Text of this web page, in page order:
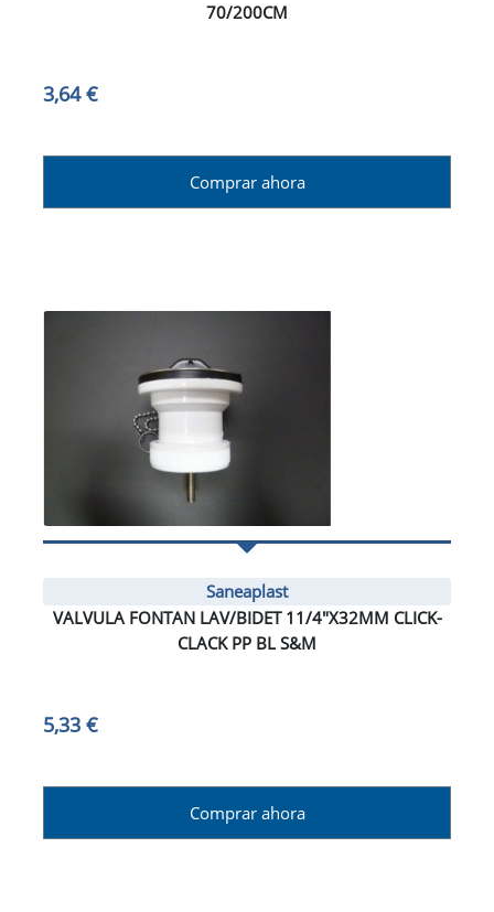
70/200CM
3,64 €
Comprar ahora
Saneaplast
VALVULA FONTAN LAV/BIDET 11/4"X32MM CLICK-
CLACK PP BL S&M
5,33 €
Comprar ahora